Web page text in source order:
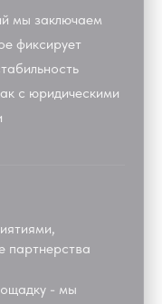
мы заключаем
фиксирует
с юридическими
партнерства
- мы